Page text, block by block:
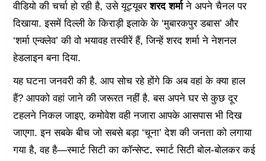
वीडियो की चर्चा हो रही है, उसे यूट्यूबरशरद शर्माने अपने चैनल पर
दिखाया. इसमें दिल्ली के किराड़ी इलाके के ‘मुबारकपुर डबास’ और
‘शर्मा एन्क्लेव’ की वो भयावह तस्वीरें हैं, जिन्हें शरद शर्मा ने नेशनल
हेडलाइन बना दिया.
यह घटना जनवरी की है. आप सोच रहे होंगे कि अब वहां के क्या हाल
हैं? आपको वहां जाने की जरूरत नहीं है. बस अपने घर से कुछ दूर
टहलने निकल जाइए, कमोवेश वही नजारा आपके आसपास भी दिख
जाएगा. इन सबके बीच जो सबसे बड़ा ‘चूना’ देश की जनता को लगाया
गया है, वह है—स्मार्ट सिटी का कॉन्सेप्ट. स्मार्ट सिटी बोल-बोलकर कई